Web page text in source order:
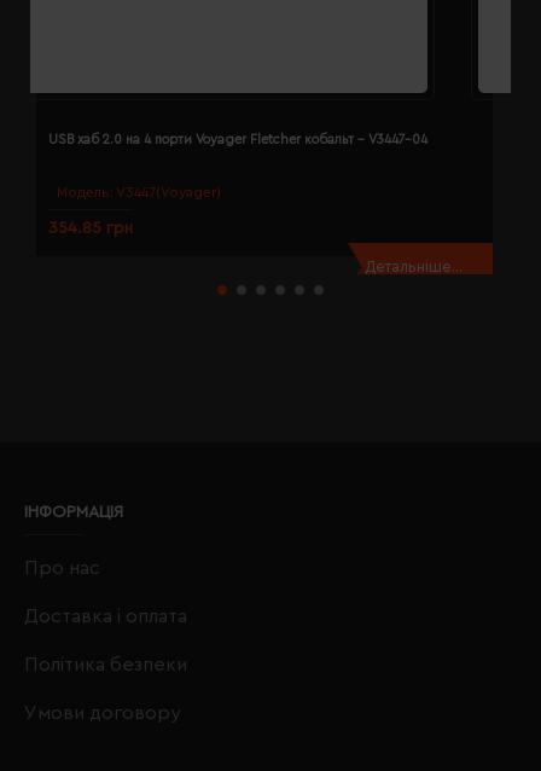
Модель: V3447(Voyager)
USB хаб 2.0 на 4 порти Voyager Fletcher кобальт - V3447-04
354.85 грн
Детальніше...
ІНФОРМАЦІЯ
Про нас
Доставка і оплата
Політика безпеки
Умови договору